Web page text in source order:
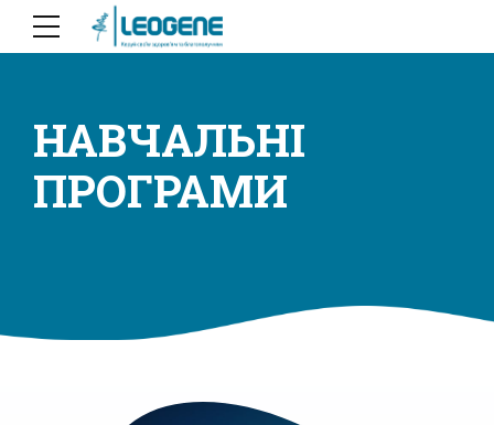
НАВЧАЛЬНІ
ПРОГРАМИ